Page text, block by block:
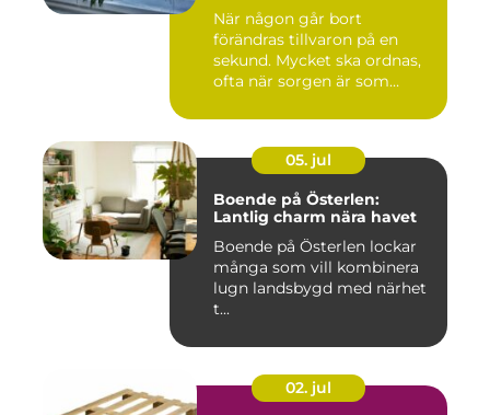
När någon går bort
förändras tillvaron på en
sekund. Mycket ska ordnas,
ofta när sorgen är som
05. jul
Boende på Österlen:
Lantlig charm nära havet
Boende på Österlen lockar
många som vill kombinera
lugn landsbygd med närhet
t...
02. jul